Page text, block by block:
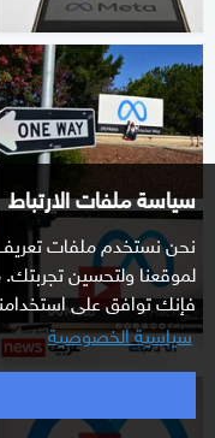
سياسة ملفات الارتباط
نحن نستخدم ملفات تعريف
لموقعنا ولتحسين
فإنك توافق على
سياسية الخصوصية